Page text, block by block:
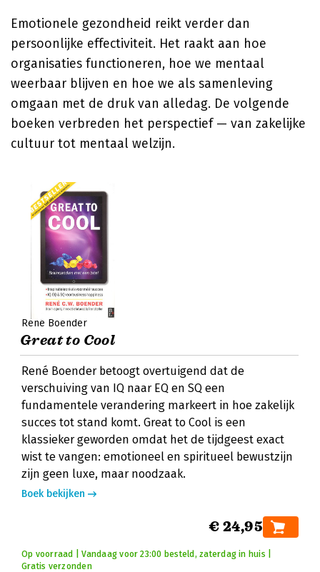
Emotionele gezondheid reikt verder dan
persoonlijke effectiviteit. Het raakt aan hoe
organisaties functioneren, hoe we mentaal
weerbaar blijven en hoe we als samenleving
omgaan met de druk van alledag. De volgende
boeken verbreden het perspectief — van zakelijke
cultuur tot mentaal welzijn.
René Boender
Great to Cool
René Boender betoogt overtuigend dat de
verschuiving van IQ naar EQ en SQ een
fundamentele verandering markeert in hoe zakelijk
succes tot stand komt. Great to Cool is een
klassieker geworden omdat het de tijdgeest exact
wist te vangen: emotioneel en spiritueel bewustzijn
zijn geen luxe, maar noodzaak.
Boek bekijken
€ 24,95
Op voorraad | Vandaag voor 23:00 besteld, zaterdag in huis |
Gratis verzonden